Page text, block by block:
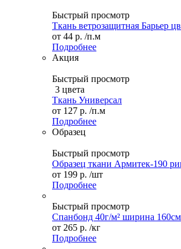
Быстрый просмотр
Ткань ветрозащитная Барьер
от 44 р. /п.м
Подробнее
Акция
Быстрый просмотр
3 цвета
Ткань Универсал
от 127 р. /п.м
Подробнее
Образец
Быстрый просмотр
Образец ткани Армитек-190
от 199 р. /шт
Подробнее
Быстрый просмотр
Спанбонд 40г/м² ширина 160см
от 265 р. /кг
Подробнее